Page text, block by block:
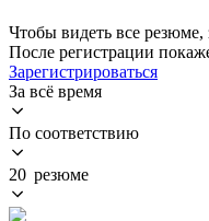
Чтобы видеть все резюме,
После регистрации
Зарегистрироваться
За всё время
По соответствию
20 резюме